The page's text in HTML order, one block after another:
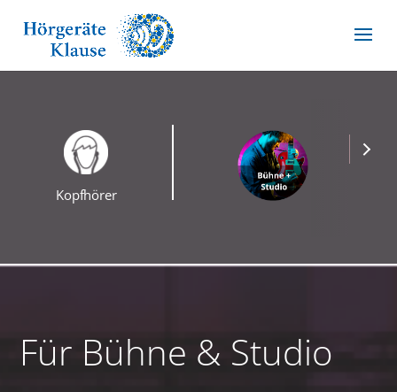
Kopfhörer
Für Bühne & Studio